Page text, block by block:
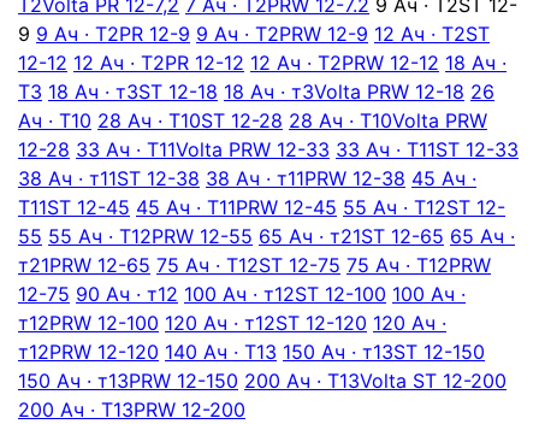
T2Volta PR 12-7,2 7 Ач · T2PRW 12-7.2 9 Ач · T2ST 12-
9 9 Ач · T2PR 12-9 9 Ач · T2PRW 12-9 12 Ач · T2ST
12-12 12 Ач · T2PR 12-12 12 Ач · T2PRW 12-12 18 Ач ·
T3 18 Ач · т3ST 12-18 18 Ач · т3Volta PRW 12-18 26
Ач · T10 28 Ач · T10ST 12-28 28 Ач · T10Volta PRW
12-28 33 Ач · T11Volta PRW 12-33 33 Ач · T11ST 12-33
38 Ач · т11ST 12-38 38 Ач · т11PRW 12-38 45 Ач ·
T11ST 12-45 45 Ач · T11PRW 12-45 55 Ач · T12ST 12-
55 55 Ач · T12PRW 12-55 65 Ач · т21ST 12-65 65 Ач ·
т21PRW 12-65 75 Ач · T12ST 12-75 75 Ач · T12PRW
12-75 90 Ач · т12 100 Ач · т12ST 12-100 100 Ач ·
т12PRW 12-100 120 Ач · т12ST 12-120 120 Ач ·
т12PRW 12-120 140 Ач · T13 150 Ач · т13ST 12-150
150 Ач · т13PRW 12-150 200 Ач · T13Volta ST 12-200
200 Ач · T13PRW 12-200